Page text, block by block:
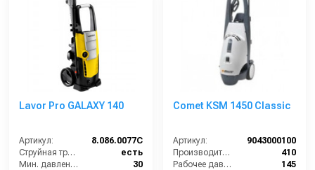
Lavor Pro GALAXY 140
Артикул:
8.086.0077C
Струйная трубка (копьё):
есть
Мин. давление (бар):
30
Comet KSM 1450 Classic
Артикул:
9043000100
Производительность (л/ч):
410
Рабочее давление (бар):
145